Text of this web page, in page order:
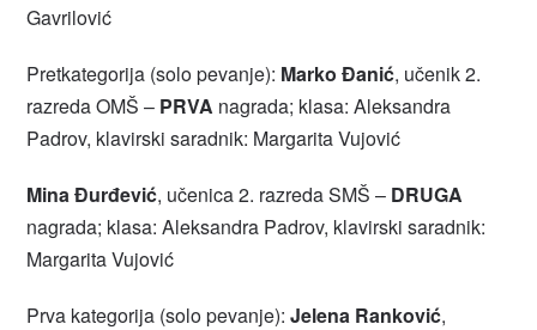
Gavrilović
Pretkategorija (solo pevanje): Marko Đanić, učenik 2.
razreda OMŠ – PRVA nagrada; klasa: Aleksandra
Padrov, klavirski saradnik: Margarita Vujović
Mina Đurđević, učenica 2. razreda SMŠ – DRUGA
nagrada; klasa: Aleksandra Padrov, klavirski saradnik:
Margarita Vujović
Prva kategorija (solo pevanje): Jelena Ranković,